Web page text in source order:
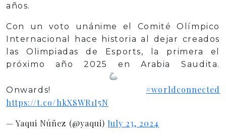
años.
Con un voto unánime el Comité Olímpico
Internacional hace historia al dejar creados
las Olimpiadas de Esports, la primera el
próximo año 2025 en Arabia Saudita.
Onwards! #worldconnected
https://t.co/hkXSWR1I5N
— Yaqui Núñez (@yaqui) July 23, 2024